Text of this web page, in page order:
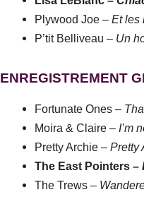
Plywood Joe –Et les
P’tit Belliveau – Un
ENREGISTREMENT
Fortunate Ones –
Moira & Claire – I’m
Pretty Archie –Pretty
The East Pointers –
The Trews –